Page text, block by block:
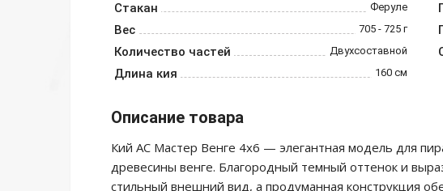
Стакан Феруле
Вес 705 - 725 г
Количество частей Двухсоставной
Длина кия 160 см
Описание товара
Кий АС Мастер Венге 4х6 — элегантная модель для
древесины венге. Благородный темный оттенок и
стильный внешний вид, а продуманная конструкция